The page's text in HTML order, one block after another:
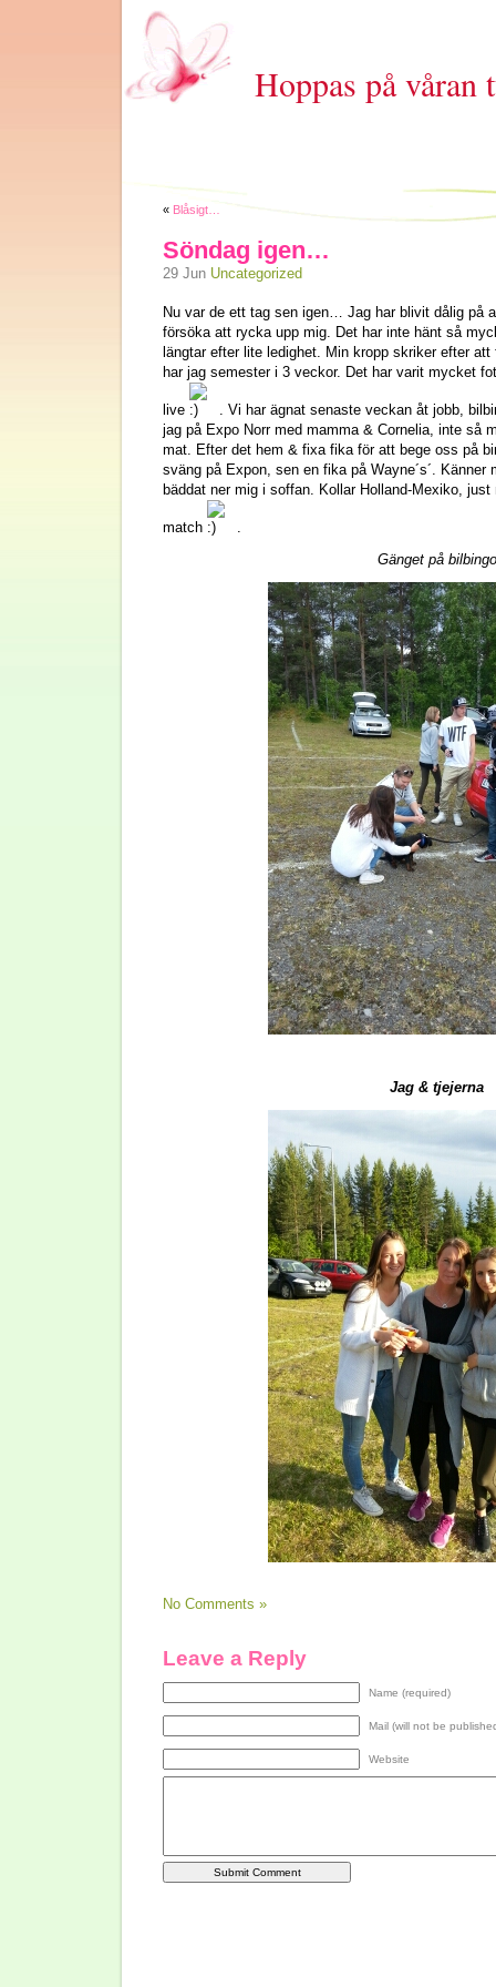
Hoppas på våran
« Blåsigt…
Söndag igen…
29 Jun Uncategorized
Nu var de ett tag sen igen… Jag har blivit dålig på
försöka att rycka upp mig. Det har inte hänt så
längtar efter lite ledighet. Min kropp skriker efter
har jag semester i 3 veckor. Det har varit mycket
live
. Vi har ägnat senaste veckan åt jobb,
jag på Expo Norr med mamma & Cornelia, inte så
mat. Efter det hem & fixa fika för att bege oss på
sväng på Expon, sen en fika på Wayne´s´.
bäddat ner mig i soffan. Kollar Holland-Mexiko,
match
.
Gänget på bilbingo
Jag & tjejerna
No Comments »
Leave a Reply
Name (required)
Mail (will not be
Website